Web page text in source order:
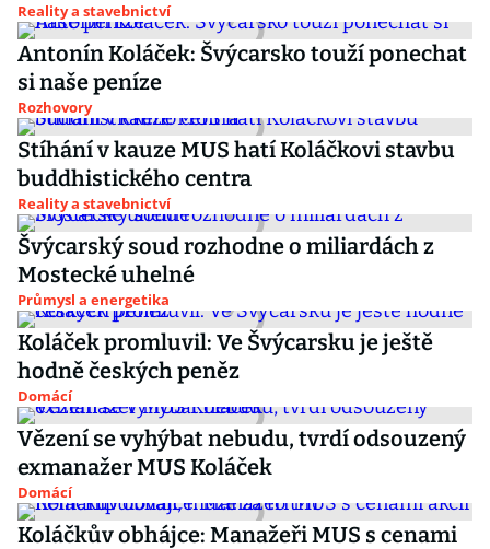
Reality a stavebnictví
Antonín Koláček: Švýcarsko touží ponechat
si naše peníze
Rozhovory
Stíhání v kauze MUS hatí Koláčkovi stavbu
buddhistického centra
Reality a stavebnictví
Švýcarský soud rozhodne o miliardách z
Mostecké uhelné
Průmysl a energetika
Koláček promluvil: Ve Švýcarsku je ještě
hodně českých peněz
Domácí
Vězení se vyhýbat nebudu, tvrdí odsouzený
exmanažer MUS Koláček
Domácí
Koláčkův obhájce: Manažeři MUS s cenami